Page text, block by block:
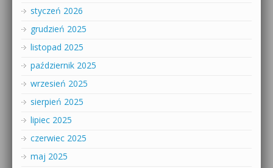
styczeń 2026
grudzień 2025
listopad 2025
październik 2025
wrzesień 2025
sierpień 2025
lipiec 2025
czerwiec 2025
maj 2025